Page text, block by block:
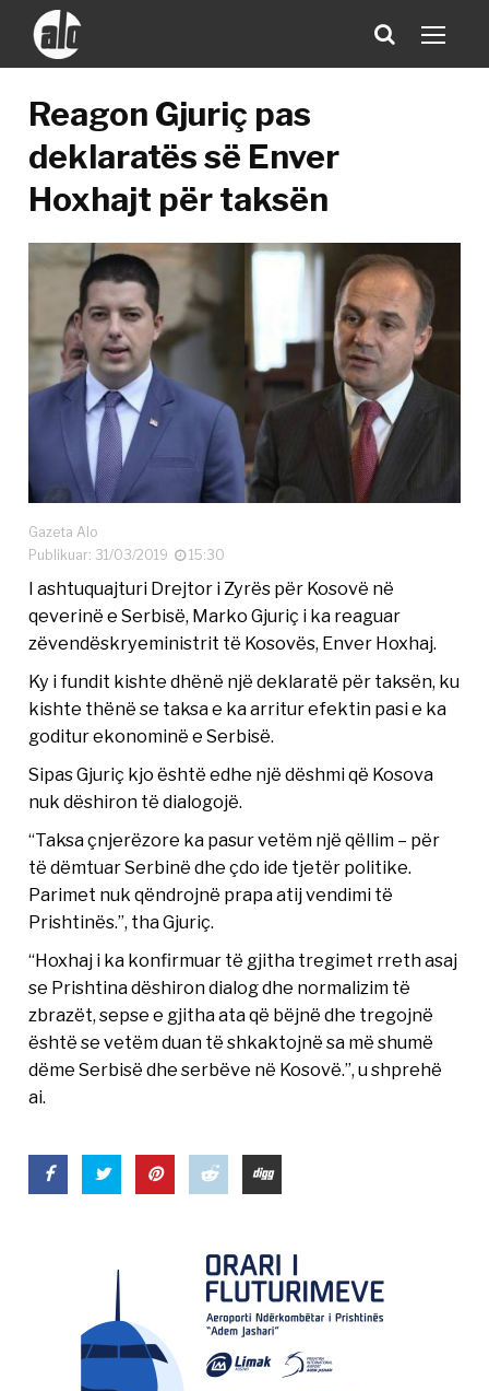
Reagon Gjuriç pas
deklaratës së Enver
Hoxhajt për taksën
Gazeta Alo
Publikuar: 31/03/2019
15:30
I ashtuquajturi Drejtor i Zyrës për Kosovë në
qeverinë e Serbisë, Marko Gjuriç i ka reaguar
zëvendëskryeministrit të Kosovës, Enver Hoxhaj.
Ky i fundit kishte dhënë një deklaratë për taksën, ku
kishte thënë se taksa e ka arritur efektin pasi e ka
goditur ekonominë e Serbisë.
Sipas Gjuriç kjo është edhe një dëshmi që Kosova
nuk dëshiron të dialogojë.
“Taksa çnjerëzore ka pasur vetëm një qëllim – për
të dëmtuar Serbinë dhe çdo ide tjetër politike.
Parimet nuk qëndrojnë prapa atij vendimi të
Prishtinës.”, tha Gjuriç.
“Hoxhaj i ka konfirmuar të gjitha tregimet rreth asaj
se Prishtina dëshiron dialog dhe normalizim të
zbrazët, sepse e gjitha ata që bëjnë dhe tregojnë
është se vetëm duan të shkaktojnë sa më shumë
dëme Serbisë dhe serbëve në Kosovë.”, u shprehë
ai.